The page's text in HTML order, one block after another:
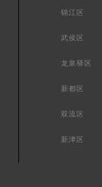
锦江区
武侯区
龙泉驿区
新都区
双流区
新津区